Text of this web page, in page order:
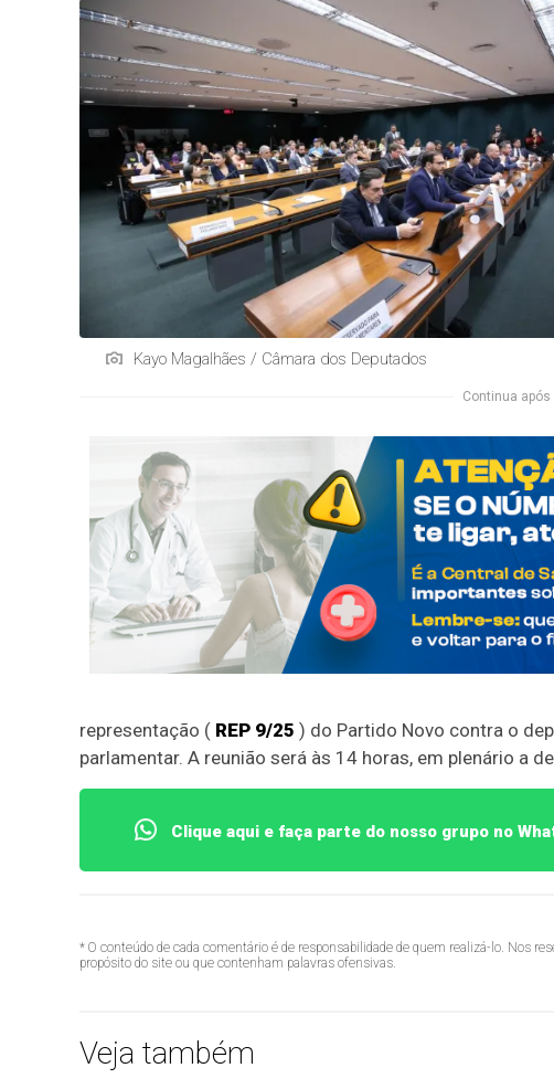
Kayo Magalhães / Câmara dos Deputados
Continua
representação ( REP 9/25 ) do Partido Novo contra o
parlamentar. A reunião será às 14 horas, em plenário a
Clique aqui e faça parte do nosso grupo no
* O conteúdo de cada comentário é de responsabilidade de quem realizá-lo. Nos
propósito do site ou que contenham palavras ofensivas.
Veja também